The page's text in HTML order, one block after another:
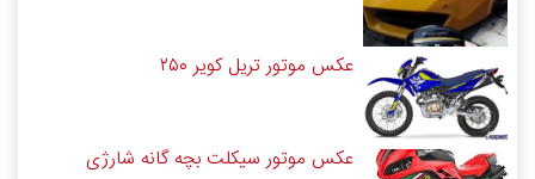
عکس موتور تریل کویر ۲۵۰
عکس موتور سیکلت بچه گانه شارژی